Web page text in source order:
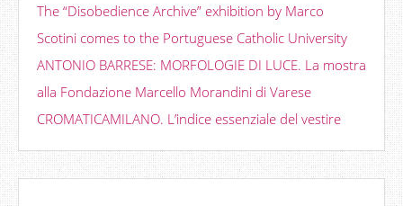
The “Disobedience Archive” exhibition by Marco
Scotini comes to the Portuguese Catholic University
ANTONIO BARRESE: MORFOLOGIE DI LUCE. La mostra
alla Fondazione Marcello Morandini di Varese
CROMATICAMILANO. L’indice essenziale del vestire